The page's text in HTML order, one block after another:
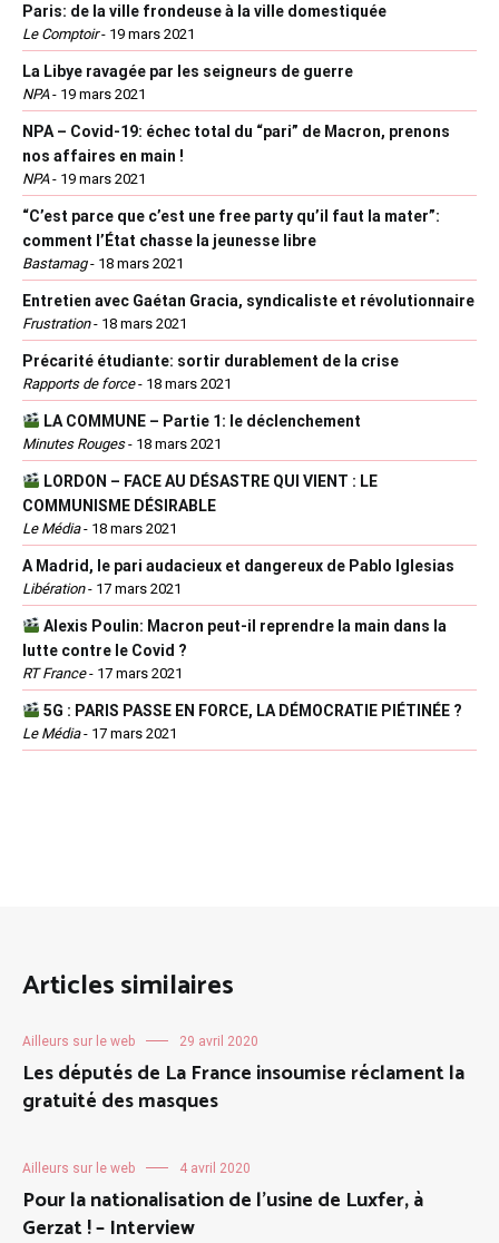
Paris: de la ville frondeuse à la ville domestiquée
Le Comptoir- 19 mars 2021
La Libye ravagée par les seigneurs de guerre
NPA- 19 mars 2021
NPA – Covid-19: échec total du “pari” de Macron, prenons
nos affaires en main !
NPA- 19 mars 2021
“C’est parce que c’est une free party qu’il faut la mater”:
comment l’État chasse la jeunesse libre
Bastamag- 18 mars 2021
Entretien avec Gaétan Gracia, syndicaliste et révolutionnaire
Frustration- 18 mars 2021
Précarité étudiante: sortir durablement de la crise
Rapports de force- 18 mars 2021
LA COMMUNE – Partie 1: le déclenchement
Minutes Rouges- 18 mars 2021
LORDON – FACE AU DÉSASTRE QUI VIENT : LE
COMMUNISME DÉSIRABLE
Le Média- 18 mars 2021
A Madrid, le pari audacieux et dangereux de Pablo Iglesias
Libération- 17 mars 2021
Alexis Poulin: Macron peut-il reprendre la main dans la
lutte contre le Covid ?
RT France- 17 mars 2021
5G : PARIS PASSE EN FORCE, LA DÉMOCRATIE PIÉTINÉE ?
Le Média- 17 mars 2021
Articles similaires
Ailleurs sur le web 29 avril 2020
Les députés de La France insoumise réclament la
gratuité des masques
Ailleurs sur le web 4 avril 2020
Pour la nationalisation de l’usine de Luxfer, à
Gerzat ! – Interview